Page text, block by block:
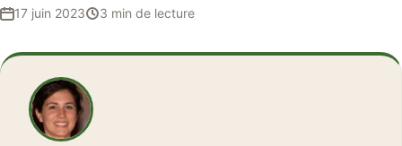
17 juin 2023 3 min de lecture